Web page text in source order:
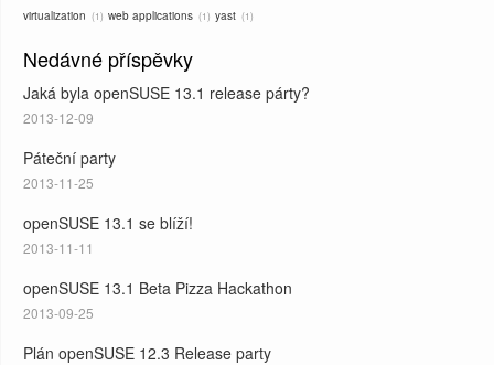
virtualization 1 web applications 1 yast 1
Nedávné příspěvky
Jaká byla openSUSE 13.1 release párty?
2013-12-09
Páteční party
2013-11-25
openSUSE 13.1 se blíží!
2013-11-11
openSUSE 13.1 Beta Pizza Hackathon
2013-09-25
Plán openSUSE 12.3 Release party